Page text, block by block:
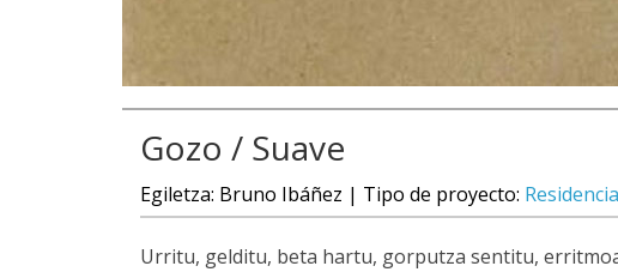
Gozo / Suave
Egiletza: Bruno Ibáñez | Tipo de proyecto: Residencia
Urritu, gelditu, beta hartu, gorputza sentitu,